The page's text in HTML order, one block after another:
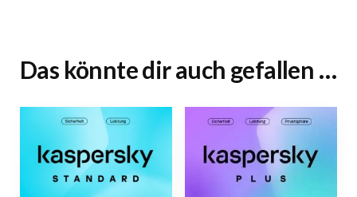
Das könnte dir auch gefallen …